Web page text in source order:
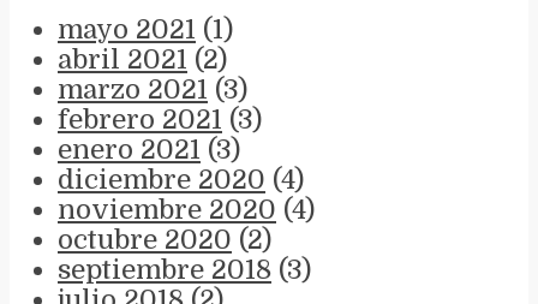
mayo 2021 (1)
abril 2021 (2)
marzo 2021 (3)
febrero 2021 (3)
enero 2021 (3)
diciembre 2020 (4)
noviembre 2020 (4)
octubre 2020 (2)
septiembre 2018 (3)